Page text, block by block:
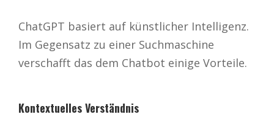
ChatGPT basiert auf künstlicher Intelligenz.
Im Gegensatz zu einer Suchmaschine
verschafft das dem Chatbot einige Vorteile.
Kontextuelles Verständnis